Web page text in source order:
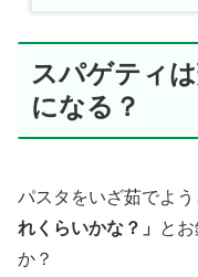
スパゲティ
になる？
パスタをいざ茹でよ
れくらいかな？」
と
か？